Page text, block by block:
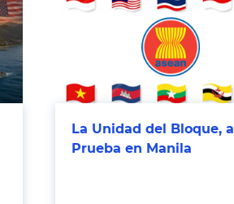
La Unidad del Bloque, a
Prueba en Manila